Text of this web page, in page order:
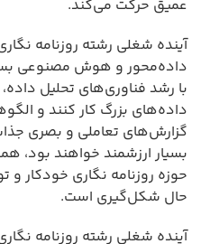
عمیق حرکت می‌کند.
آینده شغلی رشته روزنامه
داده‌محور و هوش مصنوعی
با رشد فناوری‌های تحلیل داده،
داده‌های بزرگ کار کنند و
گزارش‌های تعاملی و بصری جذاب
بسیار ارزشمند خواهند بود،
حوزه روزنامه نگاری خودکار و
حال شکل‌گیری است.
آینده شغلی رشته روزنامه